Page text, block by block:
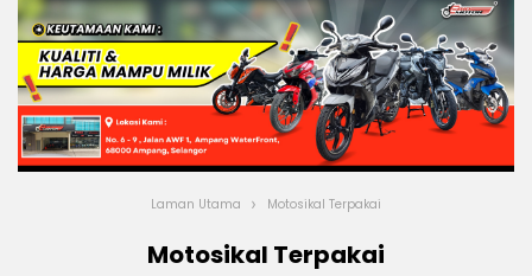
Laman Utama Motosikal Terpakai
Motosikal Terpakai